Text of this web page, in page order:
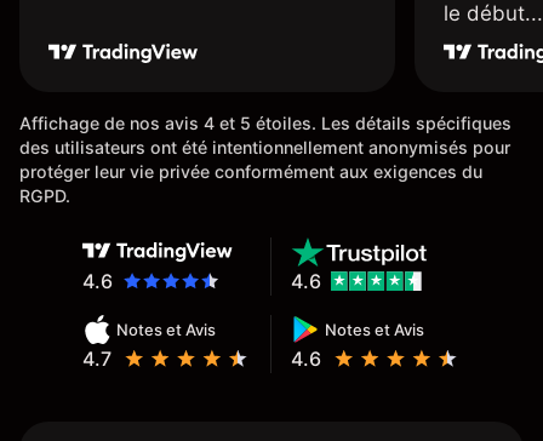
le début...
Affichage de nos avis 4 et 5 étoiles. Les détails spécifiques
des utilisateurs ont été intentionnellement anonymisés pour
protéger leur vie privée conformément aux exigences du
RGPD.
4.6
Notes et Avis
4.7
Notes et Avis
4.6
4.6